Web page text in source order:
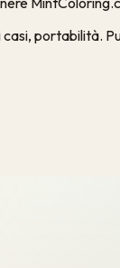
portabilità.